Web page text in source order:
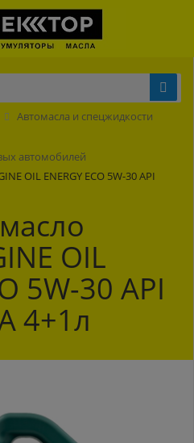
Автомасла и спецжидкости
автомобилей
OIL ENERGY ECO 5W-30 API
OIL
5W-30 API
4+1л